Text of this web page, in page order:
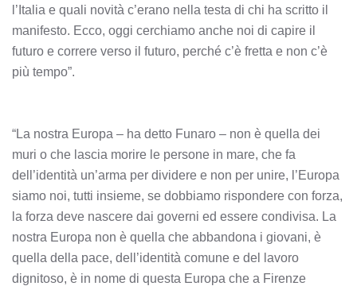
l’Italia e quali novità c’erano nella testa di chi ha scritto il
manifesto. Ecco, oggi cerchiamo anche noi di capire il
futuro e correre verso il futuro, perché c’è fretta e non c’è
più tempo”.
“La nostra Europa – ha detto Funaro – non è quella dei
muri o che lascia morire le persone in mare, che fa
dell’identità un’arma per dividere e non per unire, l’Europa
siamo noi, tutti insieme, se dobbiamo rispondere con forza,
la forza deve nascere dai governi ed essere condivisa. La
nostra Europa non è quella che abbandona i giovani, è
quella della pace, dell’identità comune e del lavoro
dignitoso, è in nome di questa Europa che a Firenze